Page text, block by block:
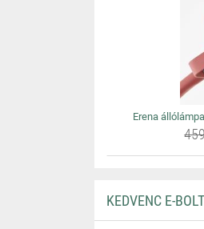
Erena
KEDVENC E-